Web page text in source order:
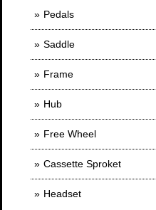
Pedals
Saddle
Frame
Hub
Free Wheel
Cassette Sproket
Headset